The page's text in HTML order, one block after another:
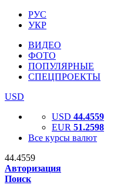
РУС
УКР
ВИДЕО
ФОТО
ПОПУЛЯРНЫЕ
СПЕЦПРОЕКТЫ
USD
USD 44.4559
EUR 51.2598
Все курсы валют
44.4559
Авторизация
Поиск